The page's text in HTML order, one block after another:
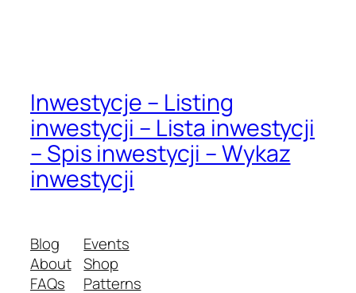
Inwestycje – Listing
inwestycji – Lista inwestycji
– Spis inwestycji – Wykaz
inwestycji
Blog
About
FAQs
Events
Shop
Patterns